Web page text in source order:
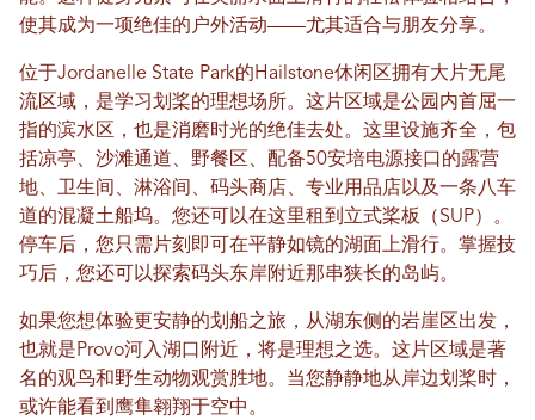
使其成为一项绝佳的户外活动——尤其适合与朋友分享。
位于Jordanelle State Park的Hailstone休闲区拥有大片无尾
流区域，是学习划桨的理想场所。这片区域是公园内首屈一
指的滨水区，也是消磨时光的绝佳去处。这里设施齐全，包
括凉亭、沙滩通道、野餐区、配备50安培电源接口的露营
地、卫生间、淋浴间、码头商店、专业用品店以及一条八车
道的混凝土船坞。您还可以在这里租到立式桨板（SUP）。
停车后，您只需片刻即可在平静如镜的湖面上滑行。掌握技
巧后，您还可以探索码头东岸附近那串狭长的岛屿。
如果您想体验更安静的划船之旅，从湖东侧的岩崖区出发，
也就是Provo河入湖口附近，将是理想之选。这片区域是著
名的观鸟和野生动物观赏胜地。当您静静地从岸边划桨时，
或许能看到鹰隼翱翔于空中。